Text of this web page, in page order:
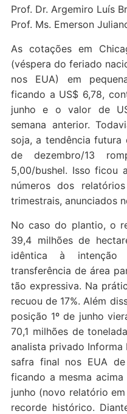
Prof. Dr. Argemiro Luís
Prof. Ms. Emerson
As cotações em
(véspera do feriado
nos EUA) em
ficando a US$ 6,78,
junho e o valor de
semana anterior.
soja, a tendência
de dezembro/13
5,00/bushel. Isso ficou
números dos
trimestrais, anunciados
No caso do plantio, o
39,4 milhões de
idêntica à
transferência de área
tão expressiva. Na
recuou de 17%. Além
posição 1º de junho
70,1 milhões de
analista privado Informa
safra final nos EUA
ficando a mesma
junho (novo relatório
recorde histórico.